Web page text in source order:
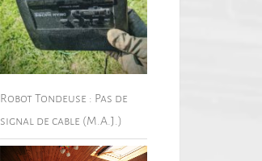
Robot Tondeuse : Pas de
signal de cable (M.A.J.)